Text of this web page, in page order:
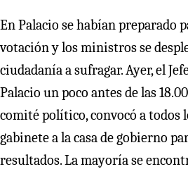
En Palacio se habían preparado
votación y los ministros se
ciudadanía a sufragar. Ayer, el
Palacio un poco antes de las
comité político, convocó a todos
gabinete a la casa de gobierno
resultados. La mayoría se